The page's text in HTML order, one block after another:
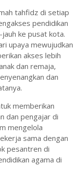
tahfidz di setiap
pendidikan
ke pusat kota.
upaya mewujudkan
akses lebih
dan remaja,
dan
memberikan
dan pengajar di
mengelola
sama dengan
pesantren di
agama di